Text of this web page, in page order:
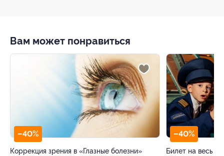
Вам может понравиться
–40%
зрения в «Глазные болезни»
–40%
Билет на весь